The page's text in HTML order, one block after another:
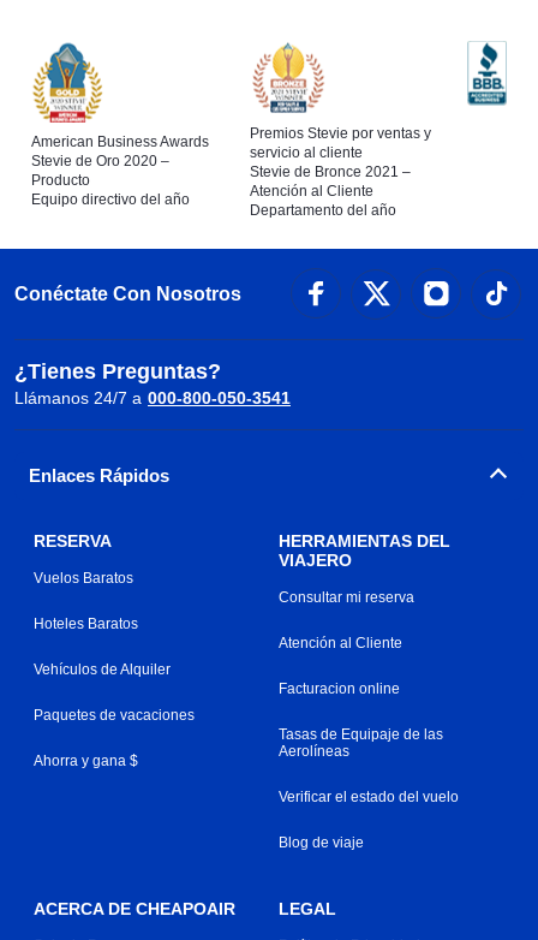
American Business Awards
Stevie de Oro 2020 –
Producto
Equipo directivo del año
Premios Stevie por ventas y
servicio al cliente
Stevie de Bronce 2021 –
Atención al Cliente
Departamento del año
Conéctate Con Nosotros
¿Tienes Preguntas?
Llámanos 24/7 a 000-800-050-3541
Enlaces Rápidos
RESERVA
Vuelos Baratos
Hoteles Baratos
Vehículos de Alquiler
Paquetes de vacaciones
Ahorra y gana $
HERRAMIENTAS DEL
VIAJERO
Consultar mi reserva
Atención al Cliente
Facturacion online
Tasas de Equipaje de las
Aerolíneas
Verificar el estado del vuelo
Blog de viaje
ACERCA DE CHEAPOAIR LEGAL